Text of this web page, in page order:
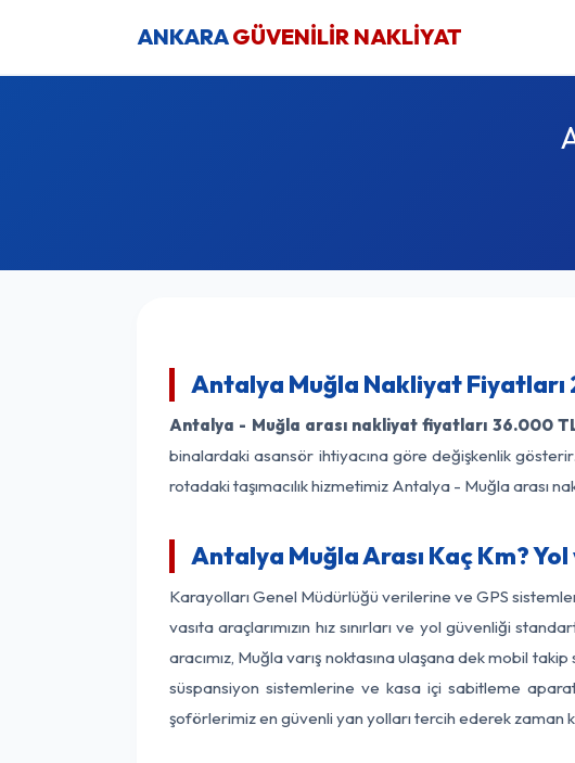
ANKARAGÜVENİLİR NAKLİYAT
Antalya Muğla Nakliyat Fiyatları
Antalya - Muğla arası nakliyat fiyatları 36.000
binalardaki asansör ihtiyacına göre değişkenlik
rotadaki taşımacılık hizmetimiz Antalya - Muğla arası
Antalya Muğla Arası Kaç Km? Yol
Karayolları Genel Müdürlüğü verilerine ve GPS
vasıta araçlarımızın hız sınırları ve yol güvenliği
aracımız, Muğla varış noktasına ulaşana dek mobil
süspansiyon sistemlerine ve kasa içi sabitleme
şoförlerimiz en güvenli yan yolları tercih ederek zaman